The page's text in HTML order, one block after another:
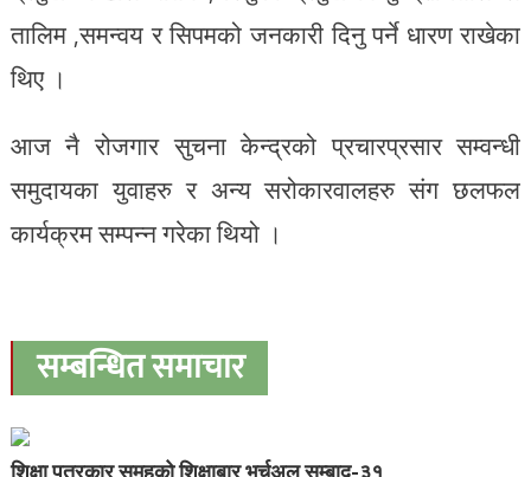
तालिम ,समन्वय र सिपमको जनकारी दिनु पर्ने धारण राखेका
थिए ।
आज नै रोजगार सुचना केन्द्रको प्रचारप्रसार सम्वन्धी
समुदायका युवाहरु र अन्य सरोकारवालहरु संग छलफल
कार्यक्रम सम्पन्न गरेका थियो ।
सम्बन्धित समाचार